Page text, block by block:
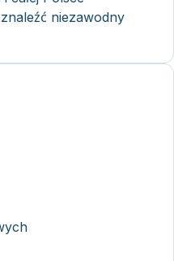
niezawodny